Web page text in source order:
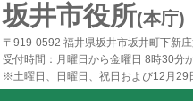
坂井市役所(本庁)
〒919-0592 福井県坂井市坂井町下新
受付時間：月曜日から金曜日 8時30分
※土曜日、日曜日、祝日および12月29